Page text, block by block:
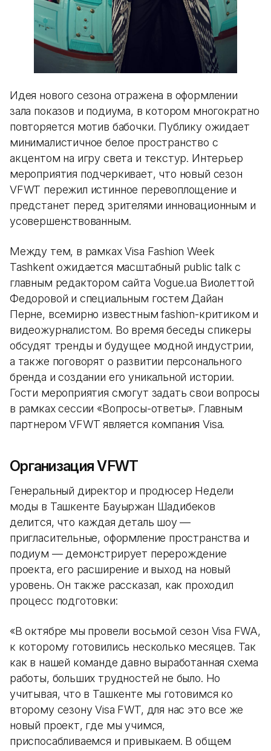
Идея нового сезона отражена в оформлении
зала показов и подиума, в котором многократно
повторяется мотив бабочки. Публику ожидает
минималистичное белое пространство с
акцентом на игру света и текстур. Интерьер
мероприятия подчеркивает, что новый сезон
VFWТ пережил истинное перевоплощение и
предстанет перед зрителями инновационным и
усовершенствованным.
Между тем, в рамках Visa Fashion Week
Tashkent ожидается масштабный public talk с
главным редактором сайта Vogue.ua Виолеттой
Федоровой и специальным гостем Дайан
Перне, всемирно известным fashion-критиком и
видеожурналистом. Во время беседы спикеры
обсудят тренды и будущее модной индустрии,
а также поговорят о развитии персонального
бренда и создании его уникальной истории.
Гости мероприятия смогут задать свои вопросы
в рамках сессии «Вопросы-ответы». Главным
партнером VFWT является компания Visa.
Организация VFWT
Генеральный директор и продюсер Недели
моды в Ташкенте Бауыржан Шадибеков
делится, что каждая деталь шоу —
пригласительные, оформление пространства и
подиум — демонстрирует перерождение
проекта, его расширение и выход на новый
уровень. Он также рассказал, как проходил
процесс подготовки:
«В октябре мы провели восьмой сезон Visa FWA,
к которому готовились несколько месяцев. Так
как в нашей команде давно выработанная схема
работы, больших трудностей не было. Но
учитывая, что в Ташкенте мы готовимся ко
второму сезону Visa FWT, для нас это все же
новый проект, где мы учимся,
приспосабливаемся и привыкаем. В общем